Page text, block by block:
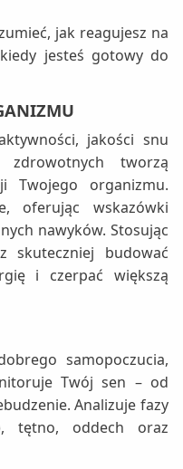
jak reagujesz na
jesteś gotowy do
jakości snu
tworzą
Twojego organizmu.
oferując wskazówki
nawyków. Stosując
skuteczniej budować
i czerpać większą
samopoczucia,
Twój sen – od
Analizuje fazy
tętno, oddech oraz